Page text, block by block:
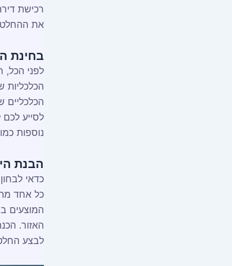
רכישת
את
בחינת
לפני הכל,
הכלכליות
הכלכליים
לסייע
נוספות
הבנת
כדאי
כל אחד
המוצעים
האזור.
לבצע